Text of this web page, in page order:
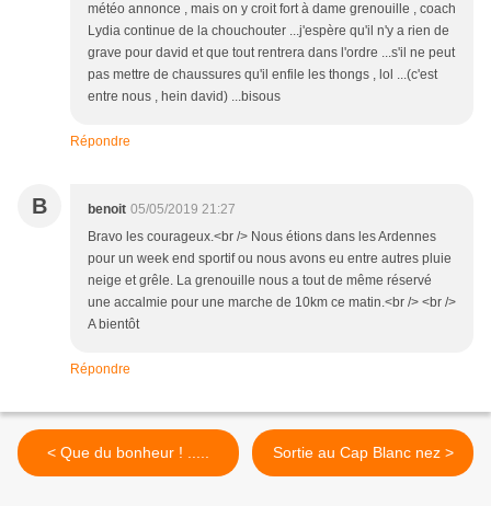
météo annonce , mais on y croit fort à dame grenouille , coach
Lydia continue de la chouchouter ...j'espère qu'il n'y a rien de
grave pour david et que tout rentrera dans l'ordre ...s'il ne peut
pas mettre de chaussures qu'il enfile les thongs , lol ...(c'est
entre nous , hein david) ...bisous
Répondre
B benoit 05/05/2019 21:27
Bravo les courageux.<br /> Nous étions dans les Ardennes
pour un week end sportif ou nous avons eu entre autres pluie
neige et grêle. La grenouille nous a tout de même réservé
une accalmie pour une marche de 10km ce matin.<br /> <br />
A bientôt
Répondre
< Que du bonheur ! ..... Sortie au Cap Blanc nez >